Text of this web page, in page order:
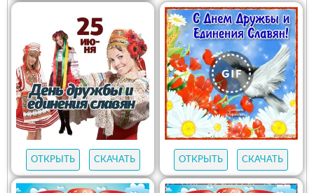
ОТКРЫТЬ СКАЧАТЬ ОТКРЫТЬ СКАЧАТЬ